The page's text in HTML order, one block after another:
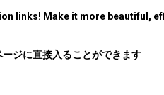
links! Make it more beautiful,
ジに直接入ることができます